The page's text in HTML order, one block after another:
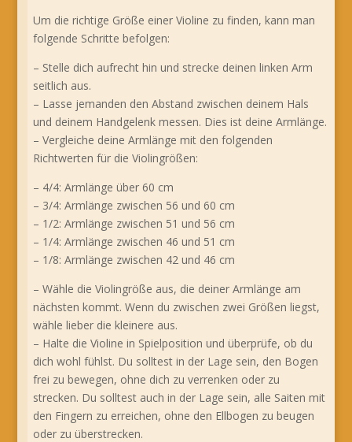
Um die richtige Größe einer Violine zu finden, kann man
folgende Schritte befolgen:
– Stelle dich aufrecht hin und strecke deinen linken Arm
seitlich aus.
– Lasse jemanden den Abstand zwischen deinem Hals
und deinem Handgelenk messen. Dies ist deine Armlänge.
– Vergleiche deine Armlänge mit den folgenden
Richtwerten für die Violingrößen:
– 4/4: Armlänge über 60 cm
– 3/4: Armlänge zwischen 56 und 60 cm
– 1/2: Armlänge zwischen 51 und 56 cm
– 1/4: Armlänge zwischen 46 und 51 cm
– 1/8: Armlänge zwischen 42 und 46 cm
– Wähle die Violingröße aus, die deiner Armlänge am
nächsten kommt. Wenn du zwischen zwei Größen liegst,
wähle lieber die kleinere aus.
– Halte die Violine in Spielposition und überprüfe, ob du
dich wohl fühlst. Du solltest in der Lage sein, den Bogen
frei zu bewegen, ohne dich zu verrenken oder zu
strecken. Du solltest auch in der Lage sein, alle Saiten mit
den Fingern zu erreichen, ohne den Ellbogen zu beugen
oder zu überstrecken.